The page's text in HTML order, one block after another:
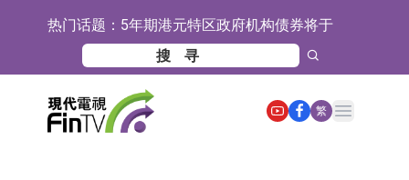
热门话题： 5年期港元特区政府机构债券将于
2026年8月12日透过重开进行投标
1年期港元隔夜平均指数挂钩债券将
于2026年8月12日进行投标
香港证监会就中国糖果前高管的失当
行为取得13年取消资格令
【异动股】港股跌幅榜前十，融信中
繁
Open main menu